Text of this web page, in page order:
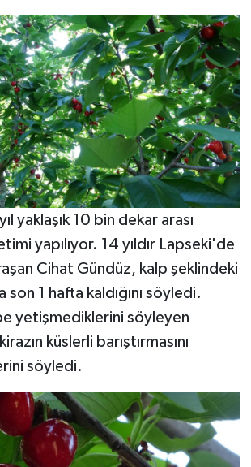
bekleniyor
yaklaşık 10 bin dekar arası
yapılıyor. 14 yıldır Lapseki'de
Cihat Gündüz, kalp şeklindeki
son 1 hafta kaldığını söyledi.
yetişmediklerini söyleyen
küslerli barıştırmasını
söyledi.